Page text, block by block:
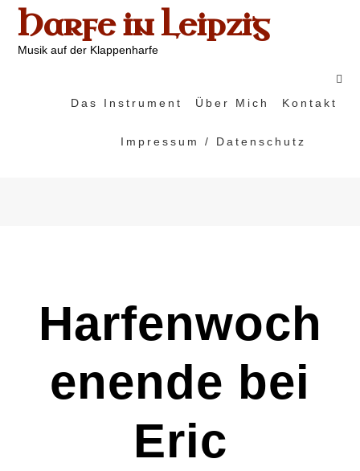
Skip
content
Harfe in Leipzig
Musik auf der Klappenharfe
Das Instrument Über Mich Kontakt
Impressum / Datenschutz
Harfenwoch
enende bei
Eric